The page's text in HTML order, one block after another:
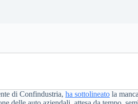
di Confindustria, ha sottolineato la